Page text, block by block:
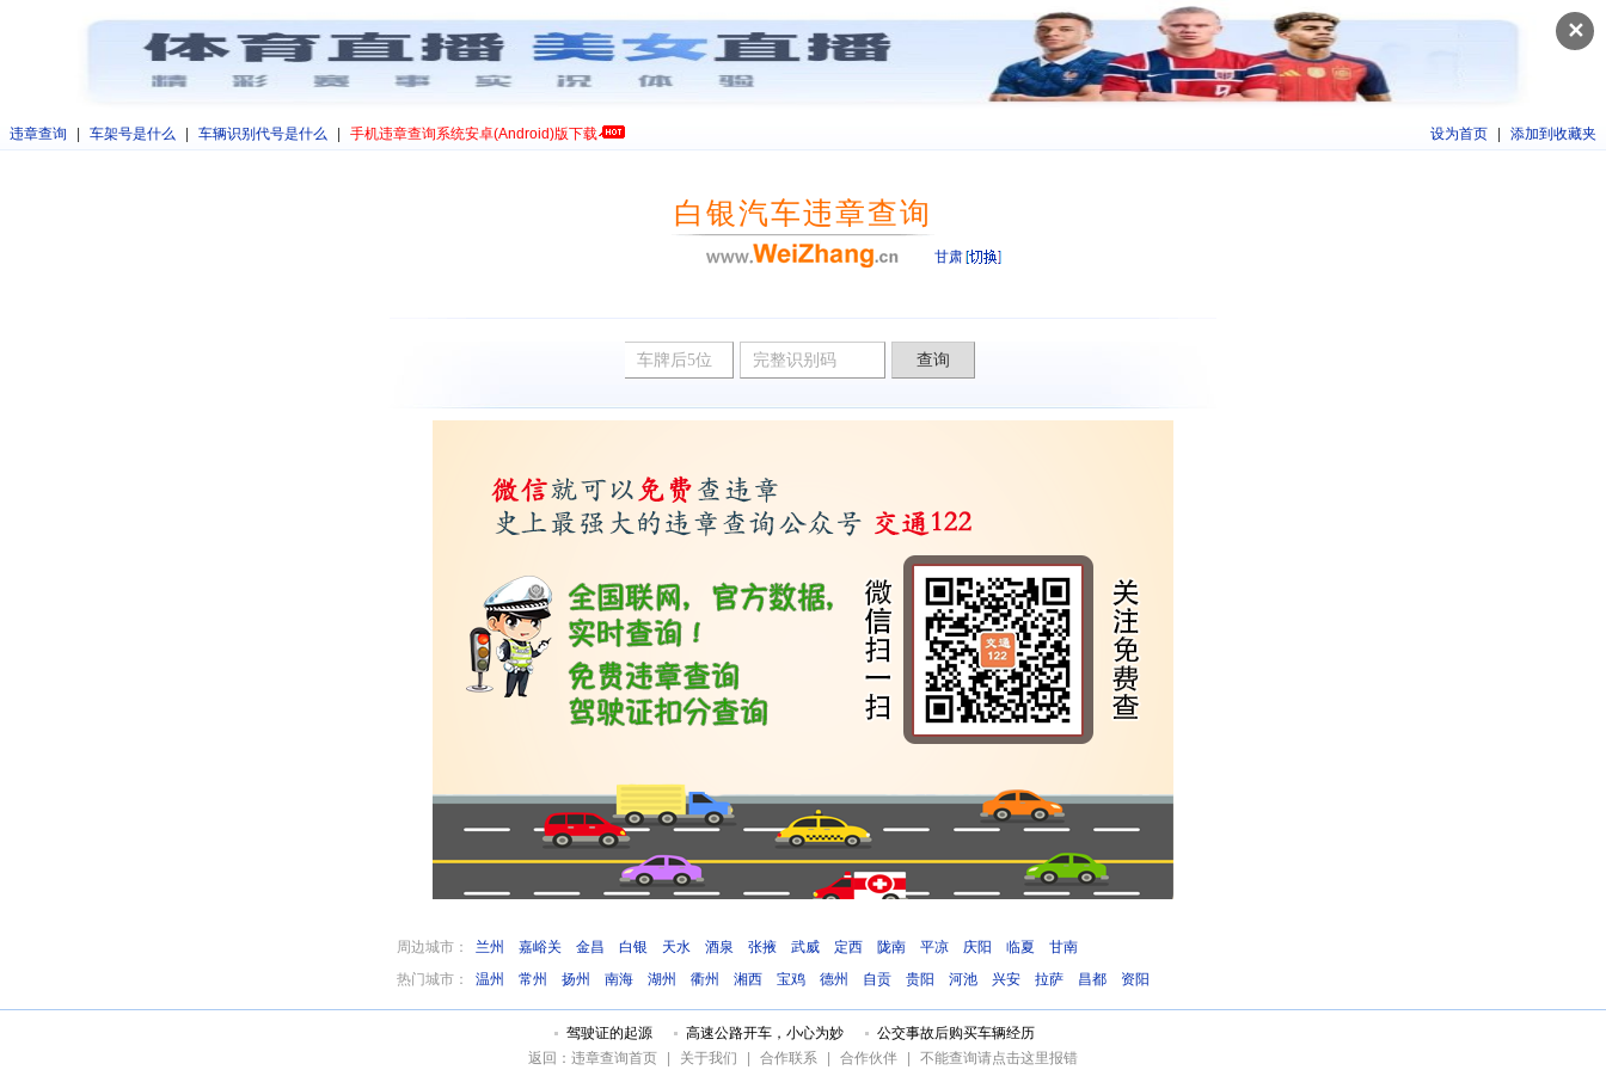
✕
设为首页 添加到收藏夹
违章查询 车架号是什么 车辆识别代号是什么 手机违章查询系统安卓(Android)版下载
白银汽车违章查询
违章查询网
甘肃
周边城市： 兰州 嘉峪关 金昌 白银 天水 酒泉 张掖 武威 定西 陇南 平凉 庆阳 临夏
甘南
热门城市：
温州 常州 扬州 南海 湖州 衢州 湘西 宝鸡 德州 自贡 贵阳 河池 兴安 拉萨 昌都 资阳
驾驶证的起源 高速公路开车，小心为妙
公交事故后购买车辆经历
返回：违章查询首页
关于我们 合作联系 合作伙伴 不能查询请点击这里报错